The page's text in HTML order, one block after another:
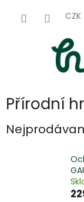
CZK
Přírodní